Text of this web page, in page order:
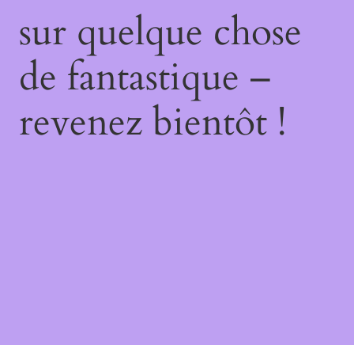
sur quelque chose
de fantastique –
revenez bientôt !